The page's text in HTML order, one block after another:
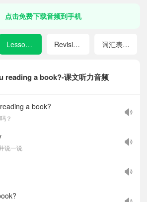
点击免费下载音频到手机
reading a book?-课文听力音频
a book?
？
说一说
Lesson 10 Are you reading a book? Revision 2 词汇表 I (五年级上册)